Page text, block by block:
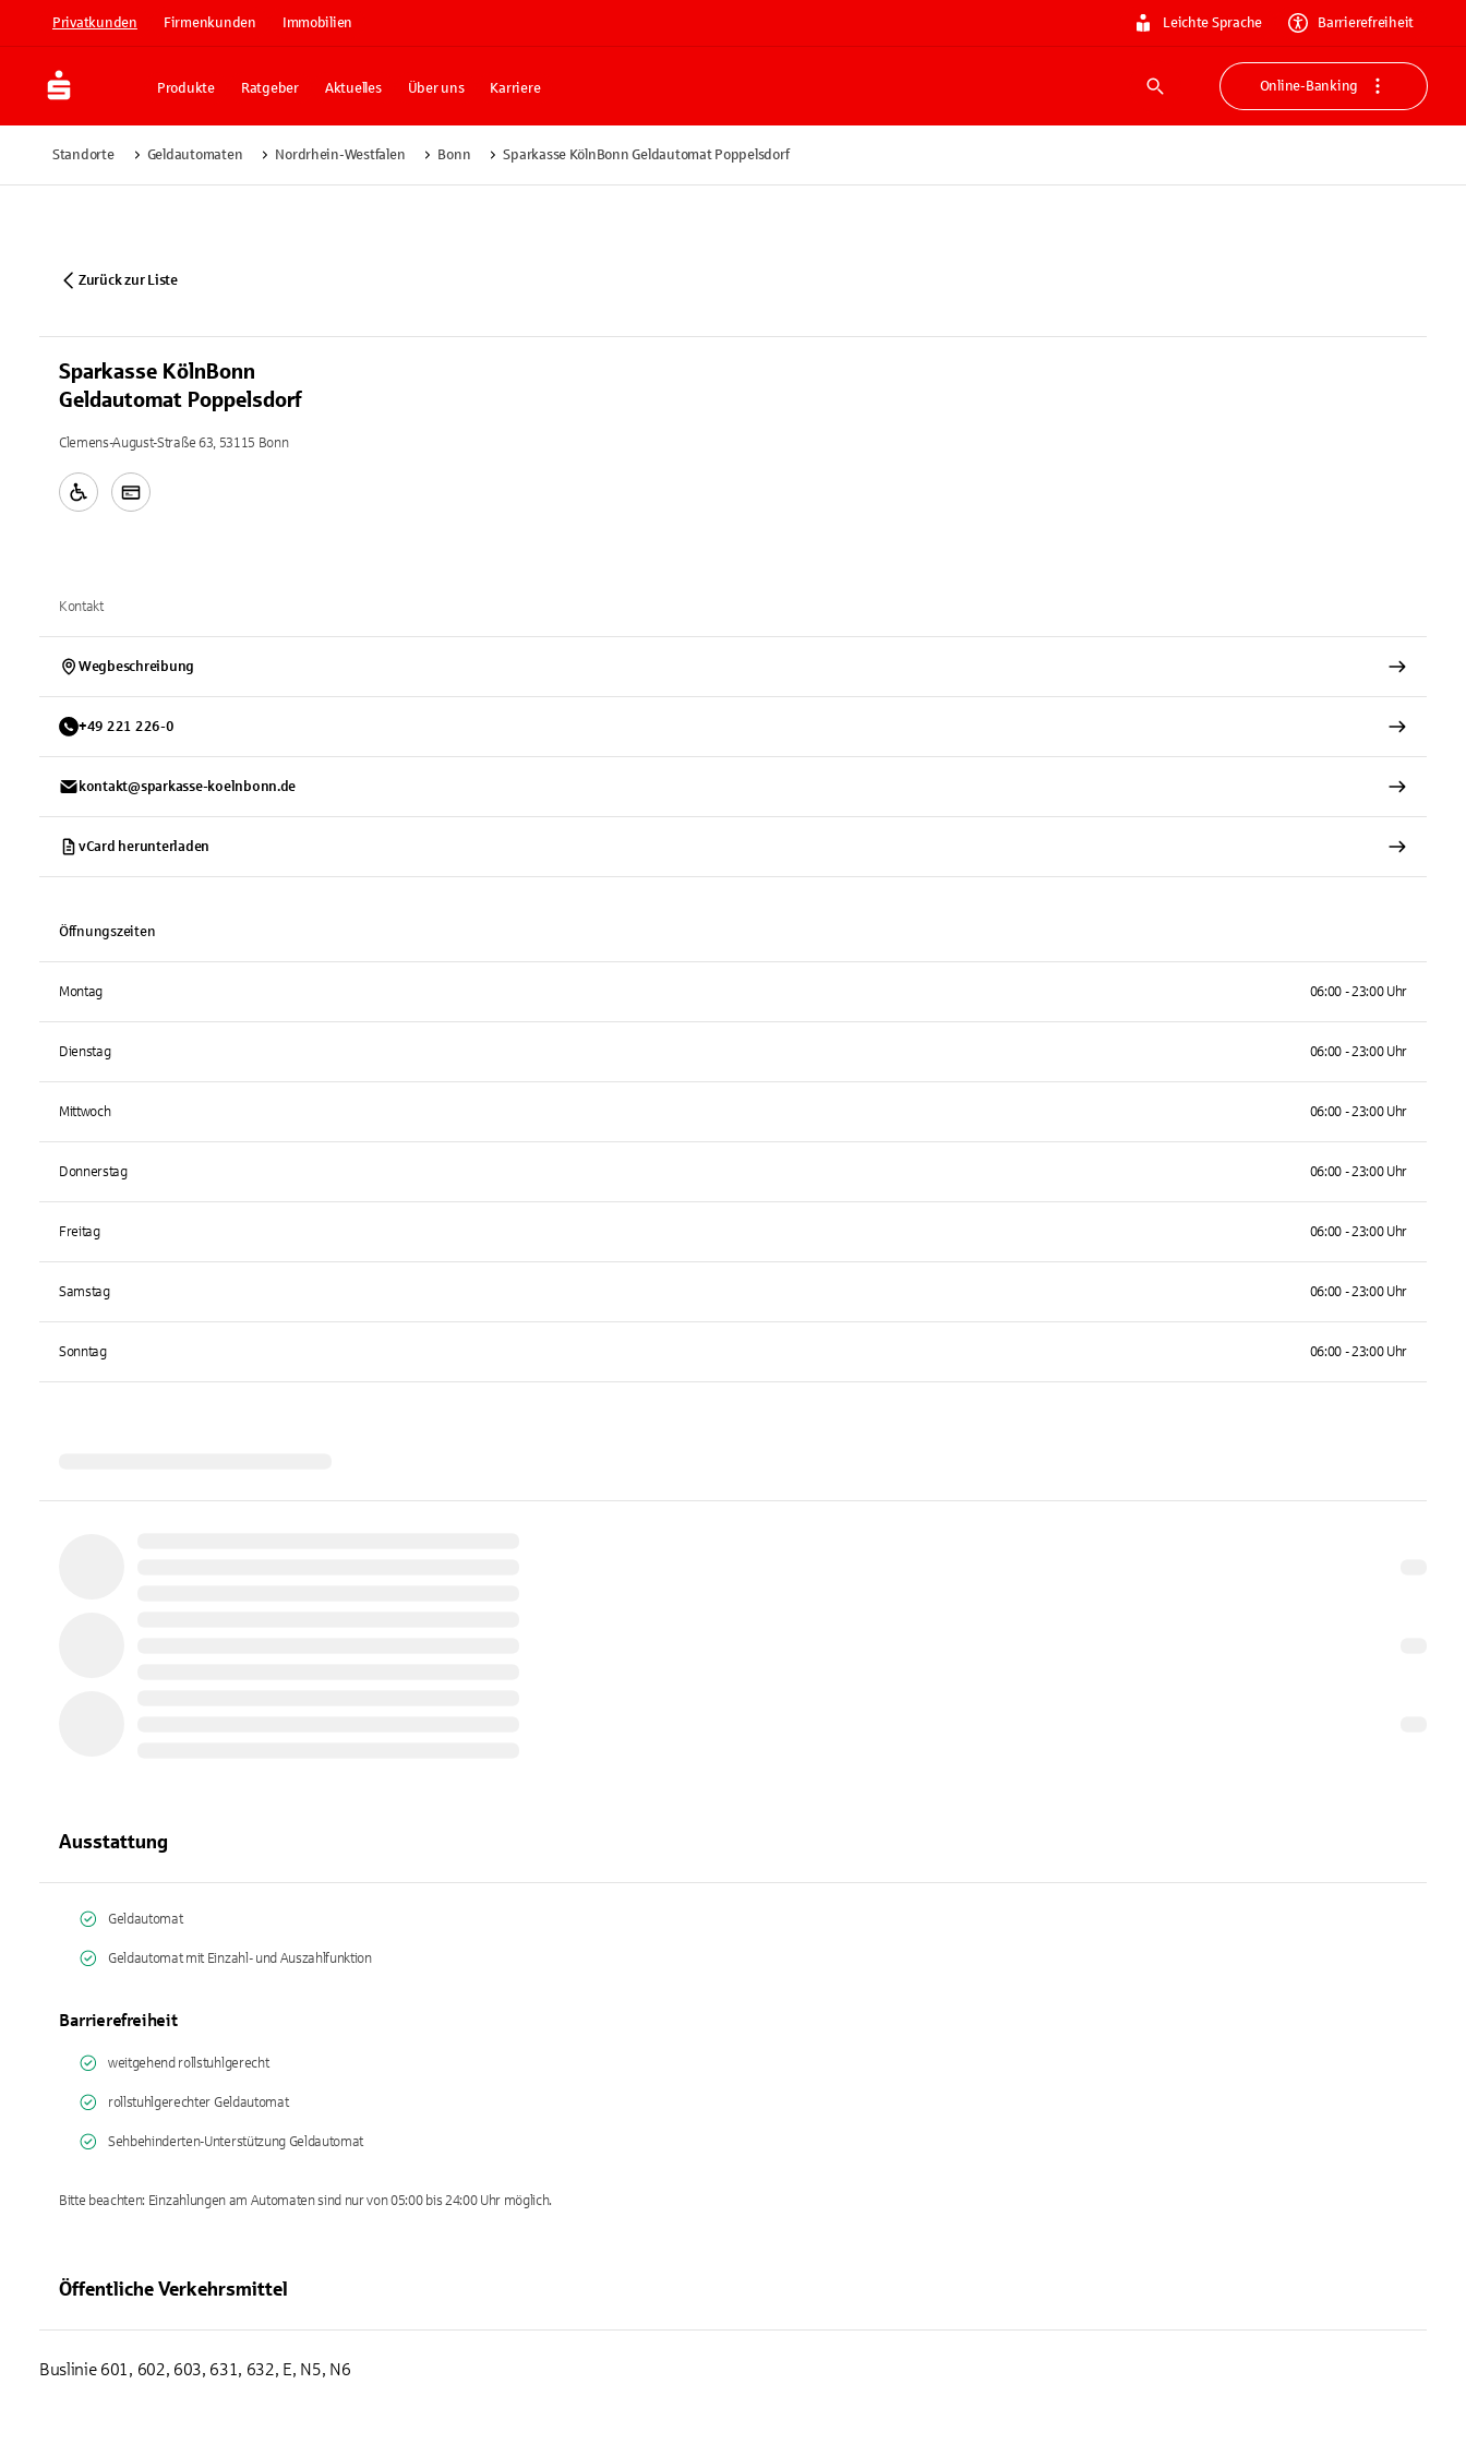
Privatkunden Firmenkunden Immobilien Leichte Sprache Barrierefreiheit
Produkte Ratgeber Aktuelles Über uns Karriere
Suche
Online-Banking
Standorte Geldautomaten Nordrhein-Westfalen Bonn Sparkasse KölnBonn Geldautomat Poppelsdorf
Zurück zur Liste
Sparkasse KölnBonn
Geldautomat Poppelsdorf
Clemens-August-Straße 63, 53115 Bonn
Kontakt
Wegbeschreibung
+49 221 226-0
kontakt@sparkasse-koelnbonn.de
vCard herunterladen
Öffnungszeiten
Montag 06:00 - 23:00 Uhr
Dienstag 06:00 - 23:00 Uhr
Mittwoch 06:00 - 23:00 Uhr
Donnerstag 06:00 - 23:00 Uhr
Freitag 06:00 - 23:00 Uhr
Samstag 06:00 - 23:00 Uhr
Sonntag 06:00 - 23:00 Uhr
Ausstattung
Geldautomat
Geldautomat mit Einzahl- und Auszahlfunktion
Barrierefreiheit
weitgehend rollstuhlgerecht
rollstuhlgerechter Geldautomat
Sehbehinderten-Unterstützung Geldautomat
Bitte beachten: Einzahlungen am Automaten sind nur von 05:00 bis 24:00 Uhr möglich.
Öffentliche Verkehrsmittel
Buslinie 601, 602, 603, 631, 632, E, N5, N6